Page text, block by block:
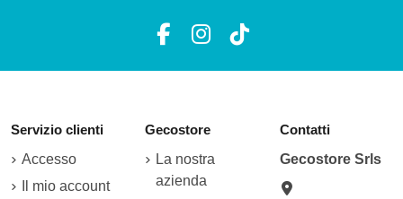
Servizio clienti
Accesso
Il mio account
Gecostore
La nostra
azienda
Contatti
Gecostore Srls